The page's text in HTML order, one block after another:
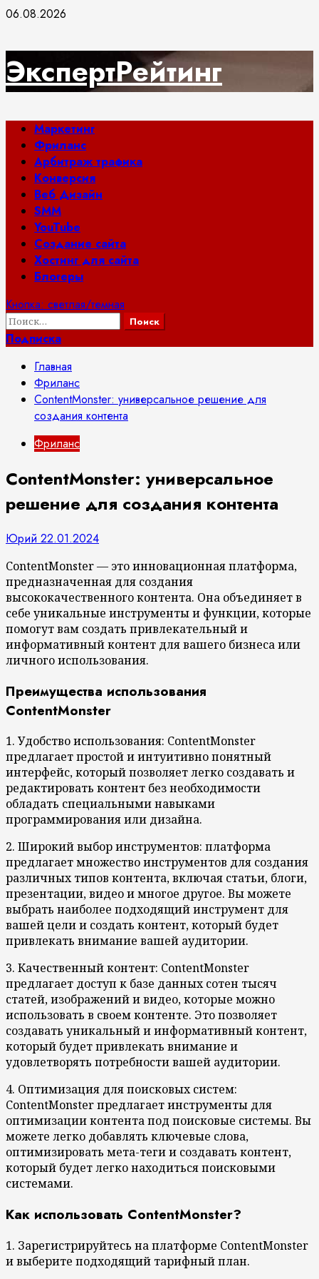
Перейти
06.08.2026
ЭкспертРейтинг
Основное
меню
Маркетинг
Фриланс
Арбитраж трафика
Конверсия
Веб Дизайн
SMM
YouTube
Создание сайта
Хостинг для сайта
Блогеры
Кнопка: светлая/темная
Найти:
Подписка
Главная
Фриланс
ContentMonster: универсальное решение для
создания контента
Фриланс
ContentMonster: универсальное
решение для создания контента
Юрий 22.01.2024
ContentMonster — это инновационная платформа,
предназначенная для создания
высококачественного контента. Она объединяет в
себе уникальные инструменты и функции, которые
помогут вам создать привлекательный и
информативный контент для вашего бизнеса или
личного использования.
Преимущества использования
ContentMonster
1. Удобство использования: ContentMonster
предлагает простой и интуитивно понятный
интерфейс, который позволяет легко создавать и
редактировать контент без необходимости
обладать специальными навыками
программирования или дизайна.
2. Широкий выбор инструментов: платформа
предлагает множество инструментов для создания
различных типов контента, включая статьи, блоги,
презентации, видео и многое другое. Вы можете
выбрать наиболее подходящий инструмент для
вашей цели и создать контент, который будет
привлекать внимание вашей аудитории.
3. Качественный контент: ContentMonster
предлагает доступ к базе данных сотен тысяч
статей, изображений и видео, которые можно
использовать в своем контенте. Это позволяет
создавать уникальный и информативный контент,
который будет привлекать внимание и
удовлетворять потребности вашей аудитории.
4. Оптимизация для поисковых систем:
ContentMonster предлагает инструменты для
оптимизации контента под поисковые системы. Вы
можете легко добавлять ключевые слова,
оптимизировать мета-теги и создавать контент,
который будет легко находиться поисковыми
системами.
Как использовать ContentMonster?
1. Зарегистрируйтесь на платформе ContentMonster
и выберите подходящий тарифный план.